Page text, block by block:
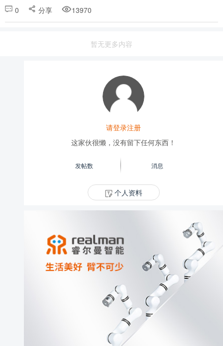
版机械臂) &n......
0 分享 13970
暂无更多内容
请登录注册
这家伙很懒，没有留下任何东西！
发帖数 消息
个人资料